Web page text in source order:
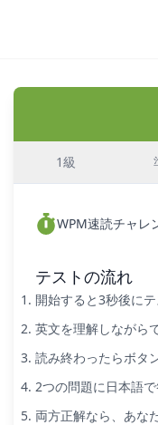
1級
WPM速読チャレ
テストの流れ
開始すると3秒後に
英文を理解しながら
読み終わったらボタ
2つの問題に日本語
両方正解なら、あな